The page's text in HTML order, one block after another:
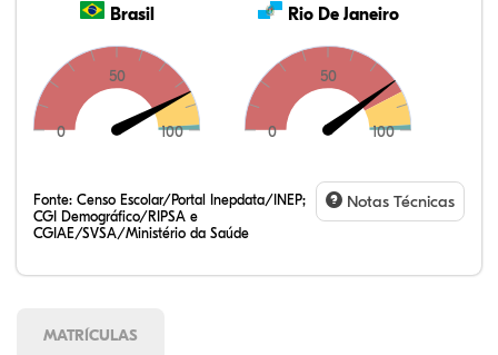
Brasil
0
50
100
Rio De Janeiro
0
50
100
Fonte: Censo Escolar/Portal Inepdata/INEP;
CGI Demográfico/RIPSA e
CGIAE/SVSA/Ministério da Saúde
Notas Técnicas
MATRÍCULAS